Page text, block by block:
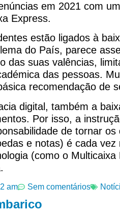
em 2021 com
Express.
estão ligados à
do País, parece
das suas valências,
das pessoas.
recomendação de
digital, também a
Por isso, a
de tornar
e notas) é cada
(como o
am Sem comentários